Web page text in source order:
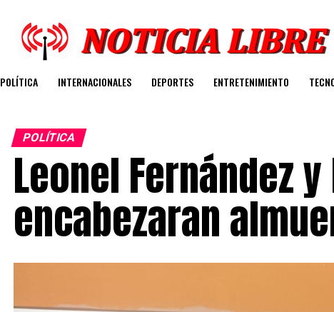
POLÍTICA INTERNACIONALES DEPORTES ENTRETENIMIENTO
POLÍTICA
Leonel Fernández y
encabezaran